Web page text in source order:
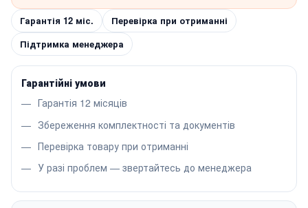
Гарантія 12 міс.
Перевірка при отриманні
Підтримка менеджера
Гарантійні умови
Гарантія 12 місяців
Збереження комплектності та документів
Перевірка товару при отриманні
У разі проблем — звертайтесь до менеджера